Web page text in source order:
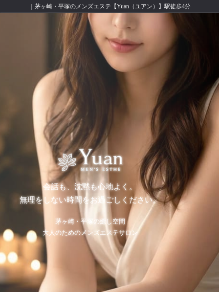
｜茅ヶ崎・平塚のメンズエステ【Yuan（ユアン）】駅徒歩4分
会話も、沈黙も心地よく。
無理をしない時間をお過ごしください。
茅ヶ崎・平塚の癒し空間
大人のためのメンズエステサロン